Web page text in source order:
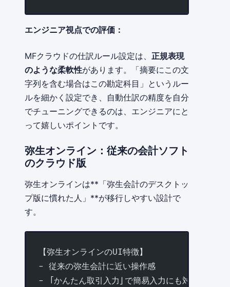
エンジニア視点での評価：
MFクラウドの仕訳ルール設定は、 正規表現
のような柔軟性があります。「摘要にこの文
字列を含む場合はこの勘定科目」というルー
ルを細かく設定でき、自動仕訳の精度を自分
でチューニングできるのは、エンジニアにと
って嬉しいポイントです。
弥生オンライン：従来の会計ソフト
のクラウド版
弥生オンラインは**「弥生会計のデスクトッ
プ版に慣れた人」**が移行しやすい設計で
す。
【弥生オンラインのUI特徴】
- 従来の弥生会計に近い操作感
- 「かんたん取引入力」で簡易入力にも対応